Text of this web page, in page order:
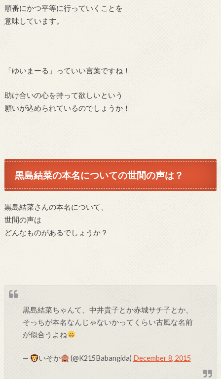
順番にかつ平等に行っていくことを
意味しています。
「ゆいまーる」っていい言葉ですね！
助け合いの心を持って欲しいという
願いが込められているのでしょうか！
黒島結菜の本名についての世間の声は？
黒島結菜さんの本名について、
世間の声は
どんなものがあるでしょうか？
黒島結菜ちゃんて、中井貴子とか赤城サチ子とか、
そっちが本名なんじゃないかってくらい古風な名前
が似合うよね
— いそか (@K215Babangida) December 8, 2015